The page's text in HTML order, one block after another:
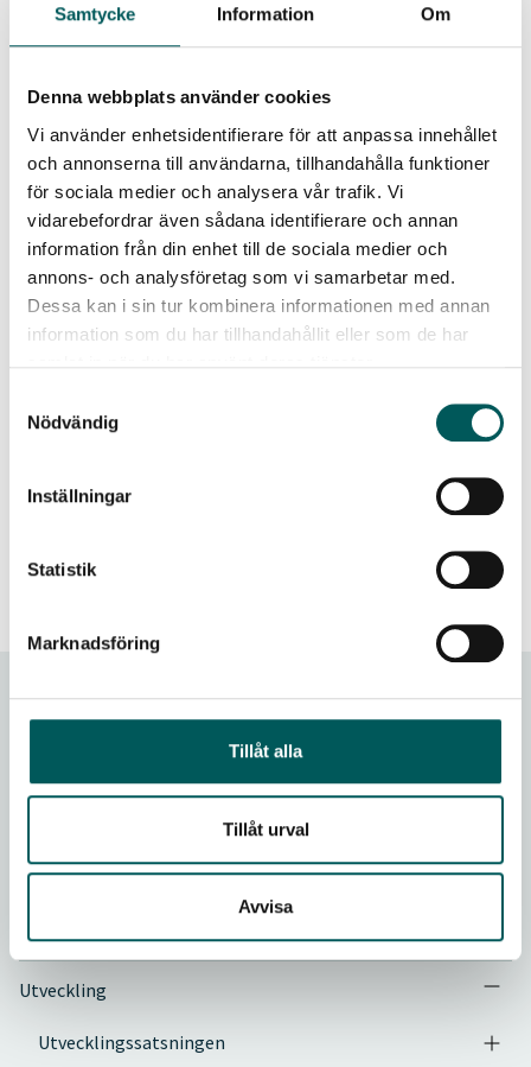
Samtycke Information Om
Denna webbplats använder cookies
Vi använder enhetsidentifierare för att anpassa innehållet
och annonserna till användarna, tillhandahålla funktioner
för sociala medier och analysera vår trafik. Vi
vidarebefordrar även sådana identifierare och annan
information från din enhet till de sociala medier och
annons- och analysföretag som vi samarbetar med.
Dessa kan i sin tur kombinera informationen med annan
information som du har tillhandahållit eller som de har
Nödvändig
Inställningar
Statistik
Marknadsföring
Tillåt alla
Tillåt urval
Avvisa
Rapporter & utveckling
Handböcker
PM
Utveckling
Utvecklingssatsningen
fluor bundet till kol. Därmed är det troligt att PFAS finns i
proverna från batteriåtervinningsprocessen.
Motivering:
Utveckling av processer för att maximera återvinning av
metaller som litium för att möta ökad efterfrågan och
uppnå cirkulär ekonomi är viktigt. Detta examensarbete
pekar tydligt på konsekvenser av att detta sker på bekostnad
av allt för låg kunskap om återvinningsprocessens
miljöeffekter. Framförallt lyfter examensarbetet behovet av
ökad kunskap om litiumjonbatteriåtervinning för att
undvika bildning och utsläpp av PFAS i miljön.
Fler stipendiater